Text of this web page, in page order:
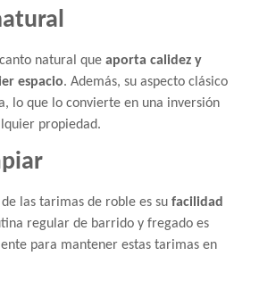
natural que aporta calidez y
espacio. Además, su aspecto clásico
lo que lo convierte en una inversión
propiedad.
las tarimas de roble es su facilidad
regular de barrido y fregado es
para mantener estas tarimas en